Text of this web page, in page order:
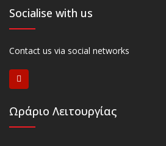
Socialise with us
Contact us via social networks
Ωράριο Λειτουργίας